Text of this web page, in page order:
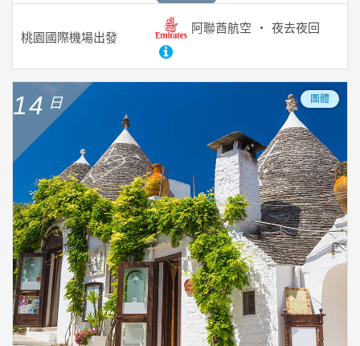
桃園國際機場出發
阿聯酋航空 夜去夜回
14 團體